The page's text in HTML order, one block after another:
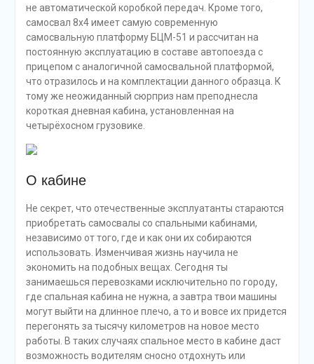
не автоматической коробкой передач. Кроме того,
самосвал 8х4 имеет самую современную
самосвальную платформу БЦМ-51 и рассчитан на
постоянную эксплуатацию в составе автопоезда с
прицепом с аналогичной самосвальной платформой,
что отразилось и на комплектации данного образца. К
тому же неожиданный сюрприз нам преподнесла
короткая дневная кабина, установленная на
четырёхосном грузовике.
О кабине
Не секрет, что отечественные эксплуатанты стараются
приобретать самосвалы со спальными кабинами,
независимо от того, где и как они их собираются
использовать. Изменчивая жизнь научила не
экономить на подобных вещах. Сегодня ты
занимаешься перевозками исключительно по городу,
где спальная кабина не нужна, а завтра твои машины
могут выйти на длинное плечо, а то и вовсе их придется
перегонять за тысячу километров на новое место
работы. В таких случаях спальное место в кабине даст
возможность водителям сносно отдохнуть или